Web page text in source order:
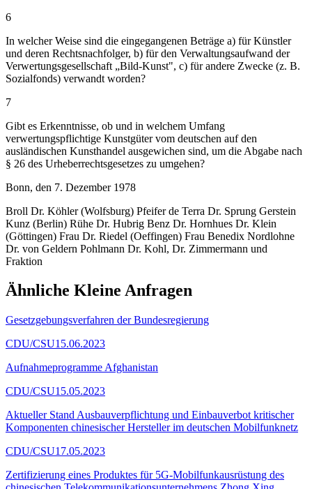
6
In welcher Weise sind die eingegangenen Beträge a) für Künstler
und deren Rechtsnachfolger, b) für den Verwaltungsaufwand der
Verwertungsgesellschaft „Bild-Kunst", c) für andere Zwecke (z. B.
Sozialfonds) verwandt worden?
7
Gibt es Erkenntnisse, ob und in welchem Umfang
verwertungspflichtige Kunstgüter vom deutschen auf den
ausländischen Kunsthandel ausgewichen sind, um die Abgabe nach
§ 26 des Urheberrechtsgesetzes zu umgehen?
Bonn, den 7. Dezember 1978
Broll Dr. Köhler (Wolfsburg) Pfeifer de Terra Dr. Sprung Gerstein
Kunz (Berlin) Rühe Dr. Hubrig Benz Dr. Hornhues Dr. Klein
(Göttingen) Frau Dr. Riedel (Oeffingen) Frau Benedix Nordlohne
Dr. von Geldern Pohlmann Dr. Kohl, Dr. Zimmermann und
Fraktion
Ähnliche Kleine Anfragen
Gesetzgebungsverfahren der Bundesregierung
CDU/CSU15.06.2023
Aufnahmeprogramme Afghanistan
CDU/CSU15.05.2023
Aktueller Stand Ausbauverpflichtung und Einbauverbot kritischer
Komponenten chinesischer Hersteller im deutschen Mobilfunknetz
CDU/CSU17.05.2023
Zertifizierung eines Produktes für 5G-Mobilfunkausrüstung des